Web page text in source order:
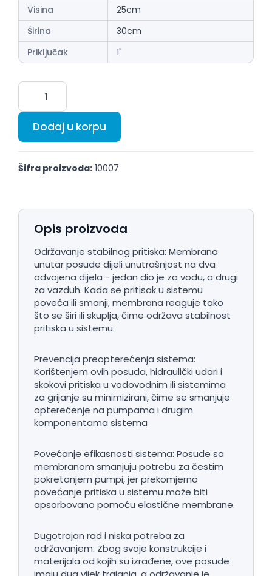
Visina
25cm
Širina
30cm
Priključak
1"
Dodaj u korpu
Šifra proizvoda: 10007
Opis proizvoda
Održavanje stabilnog pritiska: Membrana
unutar posude dijeli unutrašnjost na dva
odvojena dijela - jedan dio je za vodu, a drugi
za vazduh. Kada se pritisak u sistemu
poveća ili smanji, membrana reaguje tako
što se širi ili skuplja, čime održava stabilnost
pritiska u sistemu.
Prevencija preopterećenja sistema:
Korištenjem ovih posuda, hidraulički udari i
skokovi pritiska u vodovodnim ili sistemima
za grijanje su minimizirani, čime se smanjuje
opterećenje na pumpama i drugim
komponentama sistema
Povećanje efikasnosti sistema: Posude sa
membranom smanjuju potrebu za čestim
pokretanjem pumpi, jer prekomjerno
povećanje pritiska u sistemu može biti
apsorbovano pomoću elastične membrane.
Dugotrajan rad i niska potreba za
održavanjem: Zbog svoje konstrukcije i
materijala od kojih su izrađene, ove posude